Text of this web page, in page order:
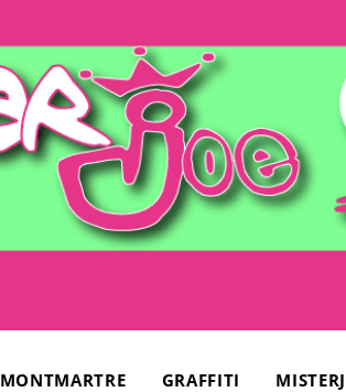
MONTMARTRE GRAFFITI